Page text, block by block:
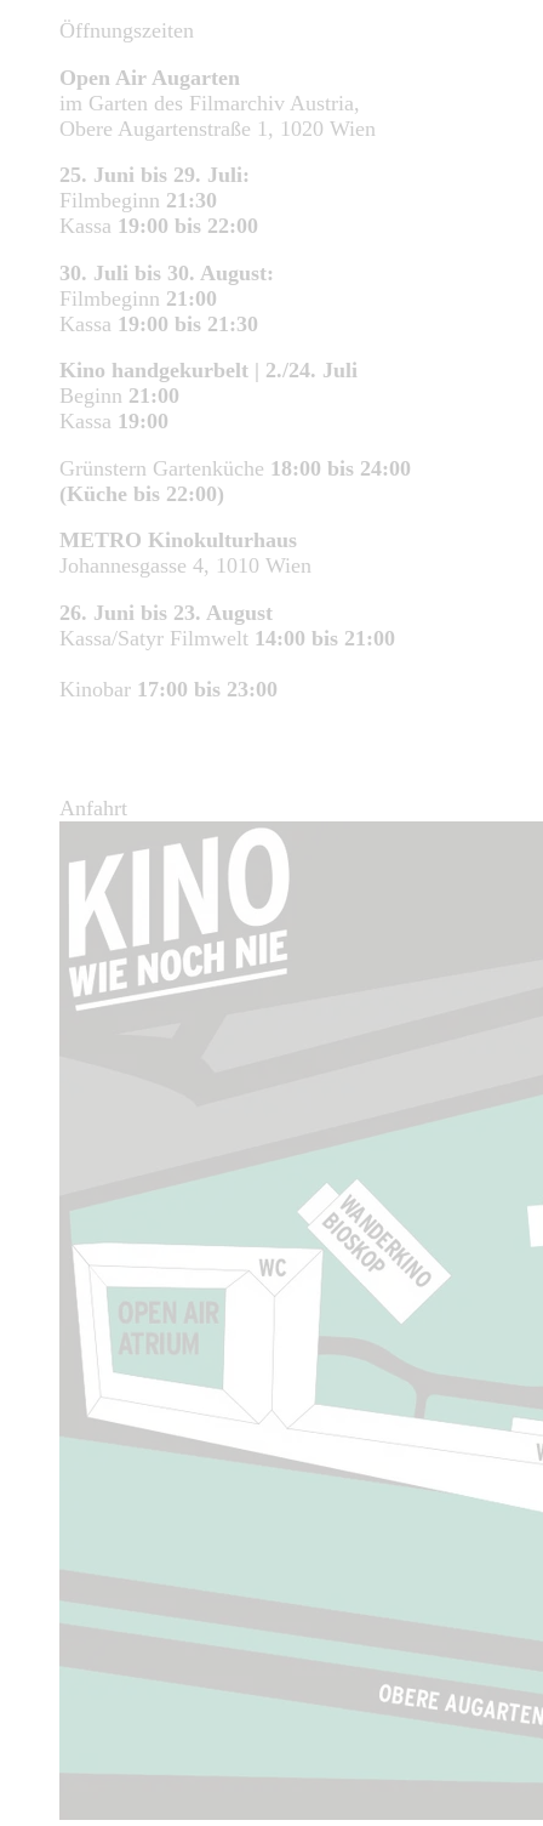
Öffnungszeiten
Open Air Augarten
im Garten des Filmarchiv Austria,
Obere Augartenstraße 1, 1020 Wien
25. Juni bis 29. Juli:
Filmbeginn 21:30
Kassa 19:00 bis 22:00
30. Juli bis 30. August:
Filmbeginn 21:00
Kassa 19:00 bis 21:30
Kino handgekurbelt | 2./24. Juli
Beginn 21:00
Kassa 19:00
Grünstern Gartenküche 18:00 bis 24:00
(Küche bis 22:00)
METRO Kinokulturhaus
Johannesgasse 4, 1010 Wien
26. Juni bis 23. August
Kassa/Satyr Filmwelt 14:00 bis 21:00
Kinobar 17:00 bis 23:00
Anfahrt